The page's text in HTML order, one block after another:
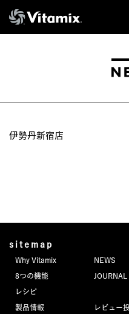
伊勢丹新宿店
sitemap
Why Vitamix
8つの機能
レシピ
製品情報
NEWS
JOURNAL
レビュー